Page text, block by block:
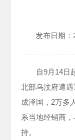
发布日期：
自9月14日起
北部乌汶府遭
成泽国，2万多
系当地经销商
持。